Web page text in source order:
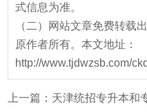
式信息为准。
（二）网站文章免费转载
原作者所有。本文地址：
http://www.tjdwzsb.com/
上一篇： 天津统招专升本和